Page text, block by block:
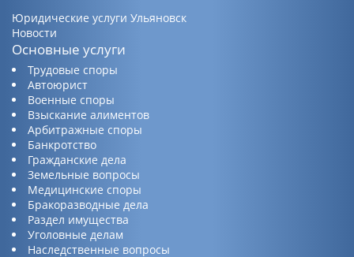
Юридические услуги Ульяновск
Новости
Основные услуги
Трудовые споры
Автоюрист
Военные споры
Взыскание алиментов
Арбитражные споры
Банкротство
Гражданские дела
Земельные вопросы
Медицинские споры
Бракоразводные дела
Раздел имущества
Уголовные делам
Наследственные вопросы